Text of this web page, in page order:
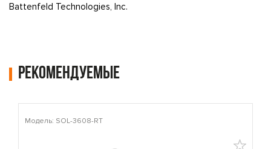
Battenfeld Technologies, Inc.
Рекомендуемые
Модель: SOL-3608-RT